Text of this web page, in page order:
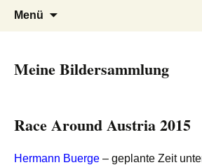
Ida Platzer
Menü
Meine Bildersammlung
Race Around Austria 2015
Hermann Buerge – geplante Zeit